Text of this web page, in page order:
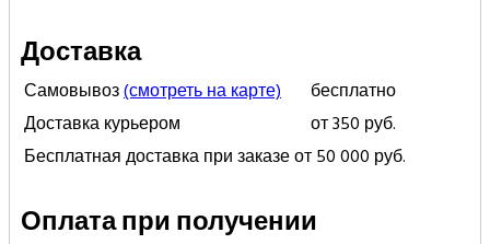
Доставка
Самовывоз(смотреть на карте)
бесплатно
Доставка курьером
от 350 руб.
Бесплатная доставка при заказе от 50 000 руб.
Оплата при получении